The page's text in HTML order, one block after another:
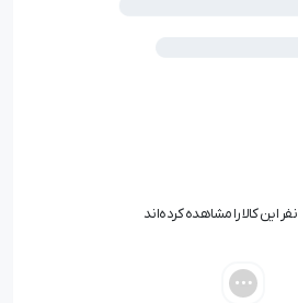
نفر این کالا را مشاهده کرده‌اند